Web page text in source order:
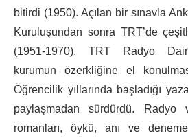
bitirdi (1950). Açılan bir sınavla
Kuruluşundan sonra TRT’de
(1951-1970). TRT Radyo
kurumun özerkliğine el
Öğrencilik yıllarında başladığı
paylaşmadan sürdürdü. Radyo
romanları, öykü, anı ve